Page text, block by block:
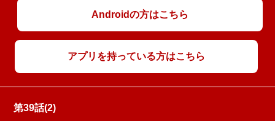
Androidの方はこちら
アプリを持っている方はこちら
第39話(2)